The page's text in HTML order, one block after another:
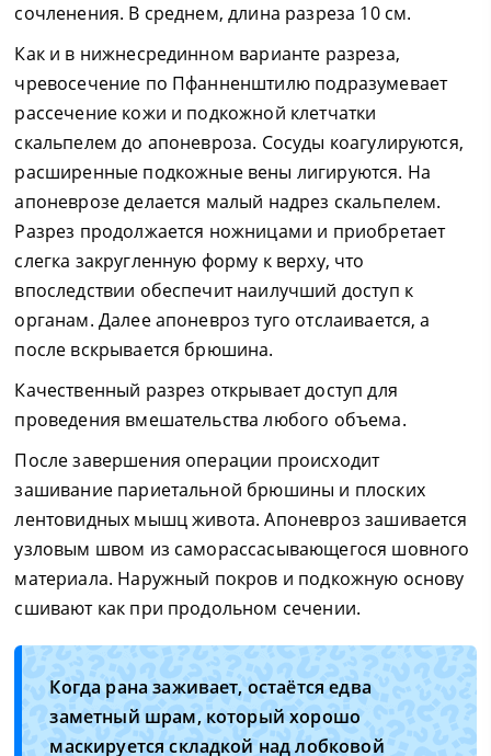
сочленения. В среднем, длина разреза 10 см.
Как и в нижнесрединном варианте разреза,
чревосечение по Пфанненштилю подразумевает
рассечение кожи и подкожной клетчатки
скальпелем до апоневроза. Сосуды коагулируются,
расширенные подкожные вены лигируются. На
апоневрозе делается малый надрез скальпелем.
Разрез продолжается ножницами и приобретает
слегка закругленную форму к верху, что
впоследствии обеспечит наилучший доступ к
органам. Далее апоневроз туго отслаивается, а
после вскрывается брюшина.
Качественный разрез открывает доступ для
проведения вмешательства любого объема.
После завершения операции происходит
зашивание париетальной брюшины и плоских
лентовидных мышц живота. Апоневроз зашивается
узловым швом из саморассасывающегося шовного
материала. Наружный покров и подкожную основу
сшивают как при продольном сечении.
Когда рана заживает, остаётся едва
заметный шрам, который хорошо
маскируется складкой над лобковой